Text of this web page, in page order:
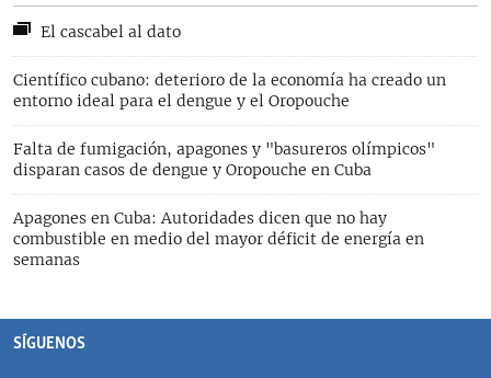
El cascabel al dato
Científico cubano: deterioro de la economía ha creado un
entorno ideal para el dengue y el Oropouche
Falta de fumigación, apagones y "basureros olímpicos"
disparan casos de dengue y Oropouche en Cuba
Apagones en Cuba: Autoridades dicen que no hay
combustible en medio del mayor déficit de energía en
semanas
SÍGUENOS